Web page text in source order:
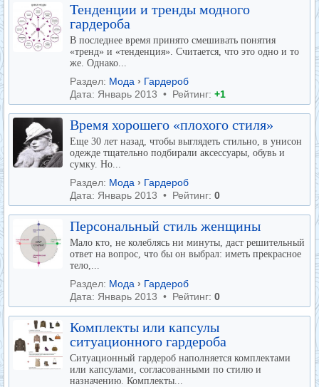
Тенденции и тренды модного
гардероба
В последнее время принято смешивать понятия
«тренд» и «тенденция». Считается, что это одно и то
же. Однако...
Раздел: Мода › Гардероб
Дата: Январь 2013 • Рейтинг: +1
Время хорошего «плохого стиля»
Еще 30 лет назад, чтобы выглядеть стильно, в унисон
одежде тщательно подбирали аксессуары, обувь и
сумку. Но...
Раздел: Мода › Гардероб
Дата: Январь 2013 • Рейтинг: 0
Персональный стиль женщины
Мало кто, не колеблясь ни минуты, даст решительный
ответ на вопрос, что бы он выбрал: иметь прекрасное
тело,...
Раздел: Мода › Гардероб
Дата: Январь 2013 • Рейтинг: 0
Комплекты или капсулы
ситуационного гардероба
Ситуационный гардероб наполняется комплектами
или капсулами, согласованными по стилю и
назначению. Комплекты...